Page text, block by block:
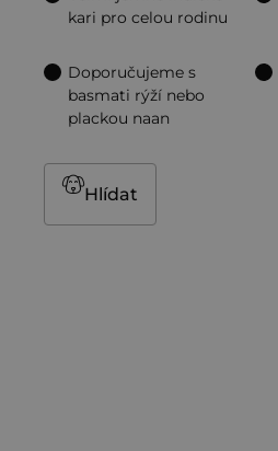
kari pro celou rodinu
Doporučujeme s
basmati rýží nebo
plackou naan
Hlídat